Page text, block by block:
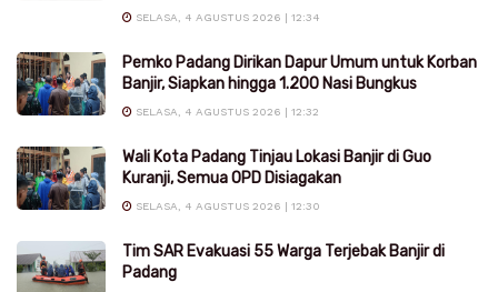
SELASA, 4 AGUSTUS 2026 | 12:34
Pemko Padang Dirikan Dapur Umum untuk Korban
Banjir, Siapkan hingga 1.200 Nasi Bungkus
SELASA, 4 AGUSTUS 2026 | 12:32
Wali Kota Padang Tinjau Lokasi Banjir di Guo
Kuranji, Semua OPD Disiagakan
SELASA, 4 AGUSTUS 2026 | 12:30
Tim SAR Evakuasi 55 Warga Terjebak Banjir di
Padang